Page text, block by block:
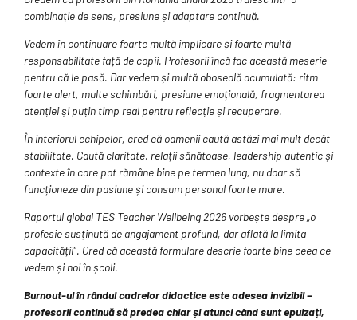
combinație de sens, presiune și adaptare continuă.
Vedem în continuare foarte multă implicare și foarte multă
responsabilitate față de copii. Profesorii încă fac această meserie
pentru că le pasă. Dar vedem și multă oboseală acumulată: ritm
foarte alert, multe schimbări, presiune emoțională, fragmentarea
atenției și puțin timp real pentru reflecție și recuperare.
În interiorul echipelor, cred că oamenii caută astăzi mai mult decât
stabilitate. Caută claritate, relații sănătoase, leadership autentic și
contexte în care pot rămâne bine pe termen lung, nu doar să
funcționeze din pasiune și consum personal foarte mare.
Raportul global TES Teacher Wellbeing 2026 vorbește despre „o
profesie susținută de angajament profund, dar aflată la limita
capacității”. Cred că această formulare descrie foarte bine ceea ce
vedem și noi în școli.
Burnout-ul în rândul cadrelor didactice este adesea invizibil –
profesorii continuă să predea chiar și atunci când sunt epuizați,